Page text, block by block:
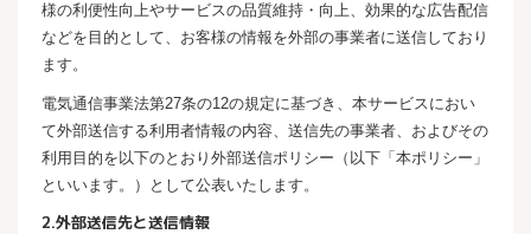
様の利便性向上やサービスの品質維持・向上、効果的な広告配信
などを目的として、お客様の情報を外部の事業者に送信しており
ます。
電気通信事業法第27条の12の規定に基づき、本サービスにおい
て外部送信する利用者情報の内容、送信先の事業者、およびその
利用目的を以下のとおり外部送信ポリシー（以下「本ポリシー」
といいます。）として公表いたします。
2.外部送信先と送信情報